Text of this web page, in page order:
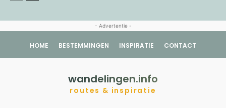
- Advertentie -
HOME BESTEMMINGEN INSPIRATIE CONTACT
wandelingen.info
routes & inspiratie